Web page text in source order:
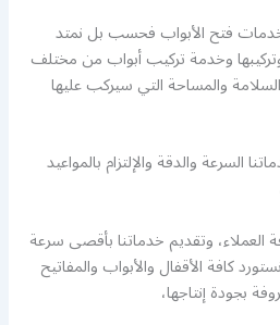
خدمات فتح الأبواب فحسب بل نمتد
وخدمة تركيب أبواب من مختلف
والمساحة التي سيركب عليها
السرعة والدقة والإلتزام بالمواعيد
العملاء، وتقديم خدماتنا بأقصى سرعة
كافة الأقفال والأبواب والمفاتيح
بجودة إنتاجها،